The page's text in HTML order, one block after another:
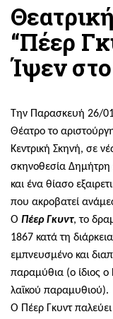
“Πέερ
Ίψεν
Την Παρασκευή 26/
Θέατρο το
Κεντρική Σκηνή, σε
σκηνοθεσία Δημήτρη
και ένα θίασο
που ακροβατεί
Ο Πέερ Γκυντ, το
1867 κατά τη
εμπνευσμένο και
παραμύθια (ο ίδιος ο
λαϊκού παραμυθιού).
Ο Πέερ Γκυντ παλεύει